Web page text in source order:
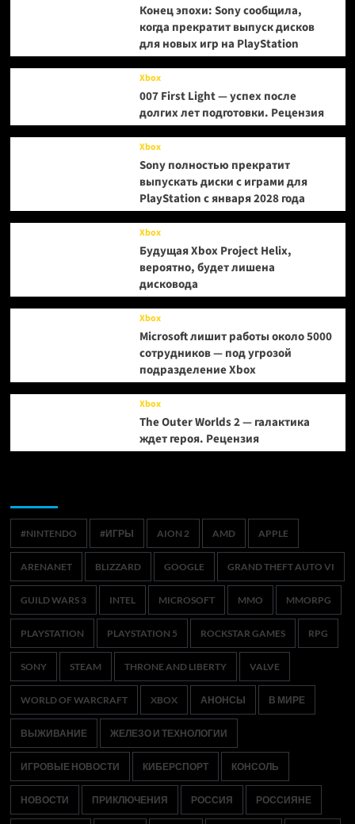
Конец эпохи: Sony сообщила,
когда прекратит выпуск дисков
для новых игр на PlayStation
Xbox
007 First Light — успех после
долгих лет подготовки. Рецензия
Xbox
Sony полностью прекратит
выпускать диски с играми для
PlayStation с января 2028 года
Xbox
Будущая Xbox Project Helix,
вероятно, будет лишена
дисковода
Xbox
Microsoft лишит работы около 5000
сотрудников — под угрозой
подразделение Xbox
Xbox
The Outer Worlds 2 — галактика
ждет героя. Рецензия
#NINTENDO #ИГРЫ AION 2 AMD APPLE
ARENANET BLIZZARD GOOGLE GRAND THEFT AUTO VI
GUILD WARS 3 INTEL MICROSOFT MMO MMORPG
PLAYSTATION PLAYSTATION 5 ROCKSTAR GAMES RPG
SONY STEAM THRONE AND LIBERTY VALVE
WORLD OF WARCRAFT XBOX АНОНСЫ В МИРЕ
ВЫЖИВАНИЕ ЖЕЛЕЗО И ТЕХНОЛОГИИ
ИГРОВЫЕ НОВОСТИ КИБЕРСПОРТ КОНСОЛЬ
НОВОСТИ ПРИКЛЮЧЕНИЯ РОССИЯ РОССИЯНЕ